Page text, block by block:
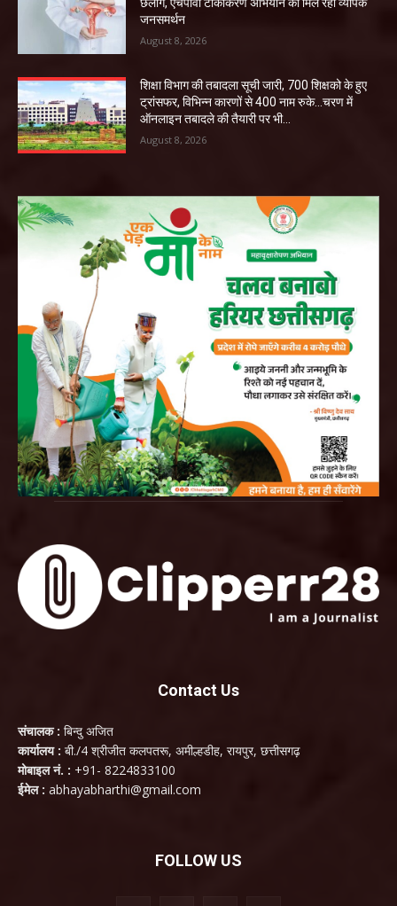
छलांग, एचपीवी टीकाकरण अभियान को मिल रहा व्यापक
जनसमर्थन
August 8, 2026
शिक्षा विभाग की तबादला सूची जारी, 700 शिक्षको के हुए
ट्रांसफर, विभिन्न कारणों से 400 नाम रुके…चरण में
ऑनलाइन तबादले की तैयारी पर भी...
August 8, 2026
Contact Us
संचालक : बिन्दु अजित
कार्यालय : बी./4 श्रीजीत कलपतरू, अमील्हडीह, रायपुर, छत्तीसगढ़
मोबाइल नं. : +91- 8224833100
ईमेल : abhayabharthi@gmail.com
FOLLOW US